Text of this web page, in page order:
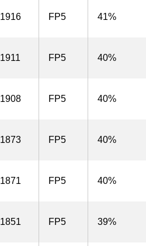
1916 FP5 41%
1911 FP5 40%
1908 FP5 40%
1873 FP5 40%
1871 FP5 40%
1851 FP5 39%